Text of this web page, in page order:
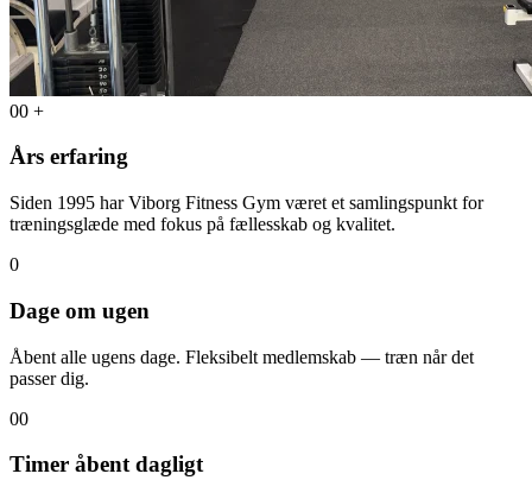
00 +
Års erfaring
Siden 1995 har Viborg Fitness Gym været et samlingspunkt for
træningsglæde med fokus på fællesskab og kvalitet.
0
Dage om ugen
Åbent alle ugens dage. Fleksibelt medlemskab — træn når det
passer dig.
00
Timer åbent dagligt